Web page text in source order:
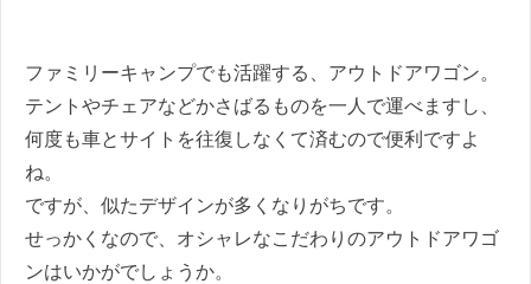
ファミリーキャンプでも活躍する、アウトドアワゴン。
テントやチェアなどかさばるものを一人で運べますし、
何度も車とサイトを往復しなくて済むので便利ですよ
ね。
ですが、似たデザインが多くなりがちです。
せっかくなので、オシャレなこだわりのアウトドアワゴ
ンはいかがでしょうか。